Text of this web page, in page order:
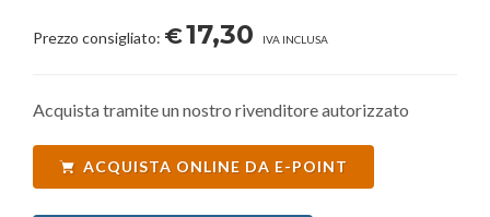
Prezzo consigliato: €17,30 IVA INCLUSA
Acquista tramite un nostro rivenditore autorizzato
ACQUISTA ONLINE DA E-POINT